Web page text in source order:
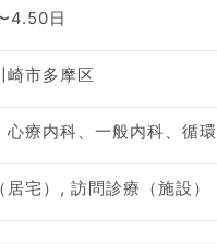
4.50日
崎市多摩区
宅）, 訪問診療（施設）